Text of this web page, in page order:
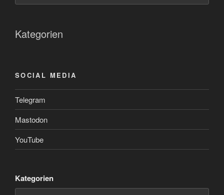
Kategorien
SOCIAL MEDIA
Telegram
Mastodon
YouTube
Kategorien